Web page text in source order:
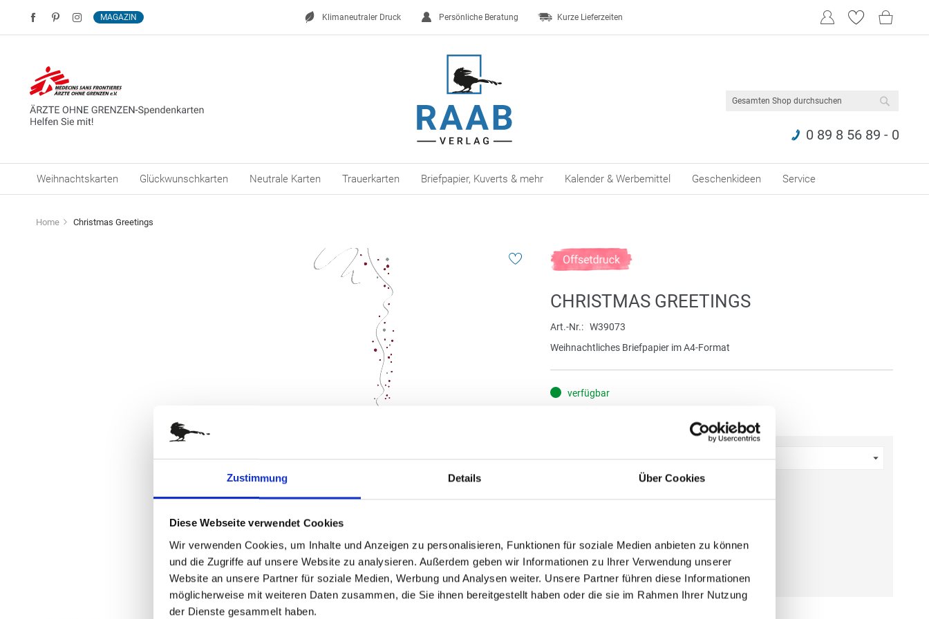
Zustimmung Details Über Cookies
Diese Webseite verwendet Cookies
Wir verwenden Cookies, um Inhalte und Anzeigen zu personalisieren, Funktionen für soziale Medien anbieten zu können
und die Zugriffe auf unsere Website zu analysieren. Außerdem geben wir Informationen zu Ihrer Verwendung unserer
Website an unsere Partner für soziale Medien, Werbung und Analysen weiter. Unsere Partner führen diese Informationen
möglicherweise mit weiteren Daten zusammen, die Sie ihnen bereitgestellt haben oder die sie im Rahmen Ihrer Nutzung
der Dienste gesammelt haben.
Klimaneutraler Druck Persönliche Beratung Kurze Lieferzeiten
MAGAZIN
0 89 8 56 89 - 0
Weihnachtskarten Glückwunschkarten Neutrale Karten Trauerkarten Briefpapier, Kuverts & mehr Kalender & Werbemittel Geschenkideen Service
Home Christmas Greetings
CHRISTMAS GREETINGS
Art.-Nr.
W39073
Weihnachtliches Briefpapier im A4-Format
verfügbar
21,0 x 29,7 cm hoch
Menge eingeben
0,36 €
IN DEN WARENKORB